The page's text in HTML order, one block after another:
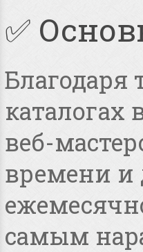
✅
Благодаря
каталогах
веб-
времени и
самым